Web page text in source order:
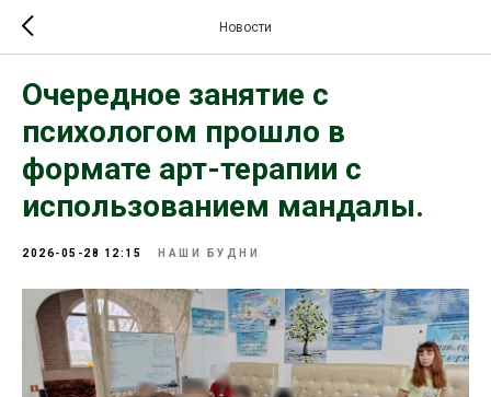
Новости
Очередное занятие с
психологом прошло в
формате арт-терапии с
использованием мандалы.
2026-05-28 12:15 НАШИ БУДНИ